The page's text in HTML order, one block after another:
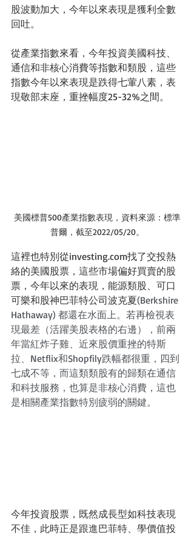
股波動加大，今年以來表現是獲利全數
回吐。
從產業指數來看，今年投資美國科技、
通信和非核心消費等指數和類股，這些
指數今年以來表現是跌得七葷八素，表
現敬部末座，重挫幅度25-32%之間。
美國標普500產業指數表現，資料來源：標準
普爾，截至2022/05/20。
這裡也特別從investing.com找了交投熱
絡的美國股票，這些市場偏好買賣的股
票，今年以來的表現，能源類股、可口
可樂和股神巴菲特公司波克夏(Berkshire
Hathaway) 都還在水面上。若再檢視表
現最差（活躍美股表格的右邊），前兩
年當紅炸子雞、近來股價重挫的特斯
拉、Netflix和Shopfily跌幅都很重，四到
七成不等，而這類類股有的歸類在通信
和科技服務，也算是非核心消費，這也
是相關產業指數特別疲弱的關鍵。
今年投資股票，既然成長型如科技表現
不佳，此時正是跟進巴菲特、學價值投